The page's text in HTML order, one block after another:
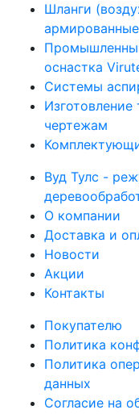
Шланги
армированные
оснастка
Системы
чертежам
Вуд Тулс -
О компании
Доставка и
Новости
Акции
Контакты
Покупателю
Политика
Политика
данных
Согласие на